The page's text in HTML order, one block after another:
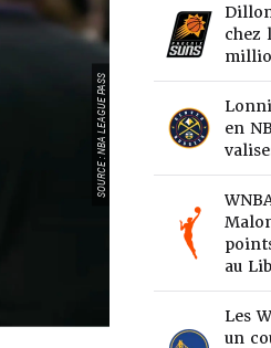
SOURCE : NBA LEAGUE PASS
chez
en
au
Les
un